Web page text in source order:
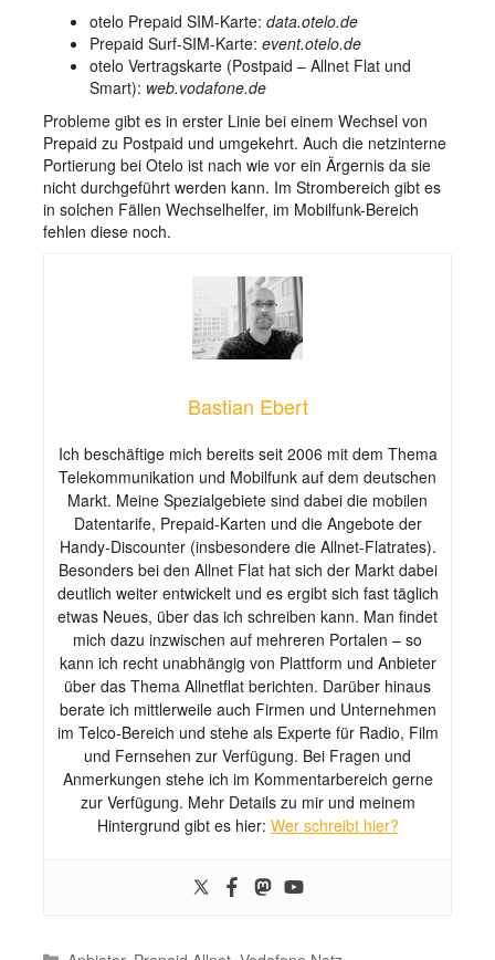
otelo Prepaid SIM-Karte: data.otelo.de
Prepaid Surf-SIM-Karte: event.otelo.de
otelo Vertragskarte (Postpaid – Allnet Flat und
Smart): web.vodafone.de
Probleme gibt es in erster Linie bei einem Wechsel von
Prepaid zu Postpaid und umgekehrt. Auch die netzinterne
Portierung bei Otelo ist nach wie vor ein Ärgernis da sie
nicht durchgeführt werden kann. Im Strombereich gibt es
in solchen Fällen Wechselhelfer, im Mobilfunk-Bereich
fehlen diese noch.
Bastian Ebert
Ich beschäftige mich bereits seit 2006 mit dem Thema
Telekommunikation und Mobilfunk auf dem deutschen
Markt. Meine Spezialgebiete sind dabei die mobilen
Datentarife, Prepaid-Karten und die Angebote der
Handy-Discounter (insbesondere die Allnet-Flatrates).
Besonders bei den Allnet Flat hat sich der Markt dabei
deutlich weiter entwickelt und es ergibt sich fast täglich
etwas Neues, über das ich schreiben kann. Man findet
mich dazu inzwischen auf mehreren Portalen – so
kann ich recht unabhängig von Plattform und Anbieter
über das Thema Allnetflat berichten. Darüber hinaus
berate ich mittlerweile auch Firmen und Unternehmen
im Telco-Bereich und stehe als Experte für Radio, Film
und Fernsehen zur Verfügung. Bei Fragen und
Anmerkungen stehe ich im Kommentarbereich gerne
zur Verfügung. Mehr Details zu mir und meinem
Hintergrund gibt es hier: Wer schreibt hier?